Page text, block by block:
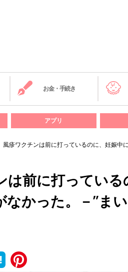
お金・手続き
アプリ
風疹ワクチンは前に打っているのに、妊娠中
は前に打ってい
なかった。－”ま